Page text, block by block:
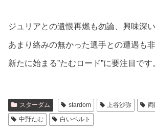
ジュリアとの遺恨再燃も勿論、興味深
あまり絡みの無かった選手との遭遇も
新たに始まる”たむロード”に要注目です
スターダム stardom 上谷沙弥
中野たむ
白いベルト